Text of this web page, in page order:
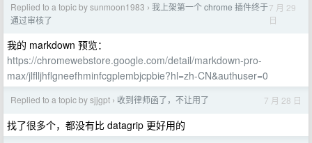
Replied to a topic by sunmoon1983 › 我上架第一个 chrome 插件终于
通过审核了
7 月 29
日
我的 markdown 预览：
https://chromewebstore.google.com/detail/markdown-pro-
max/jlflljhflgneefhminfcgplembjcpbie?hl=zh-CN&authuser=0
Replied to a topic by sjjgpt › 收到律师函了，不让用了 7 月 28 日
找了很多个，都没有比 datagrip 更好用的